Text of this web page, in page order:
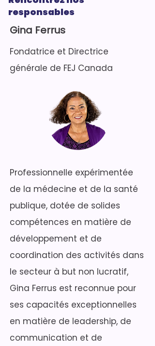
responsables
Gina Ferrus
Fondatrice et Directrice
générale de FEJ Canada
Professionnelle expérimentée
de la médecine et de la santé
publique, dotée de solides
compétences en matière de
développement et de
coordination des activités dans
le secteur à but non lucratif,
Gina Ferrus est reconnue pour
ses capacités exceptionnelles
en matière de leadership, de
communication et de